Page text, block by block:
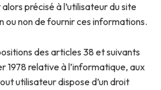
précisé à l’utilisateur du site
ou non de fournir ces informations.
des articles 38 et suivants
1978 relative à l’informatique, aux
utilisateur dispose d’un droit